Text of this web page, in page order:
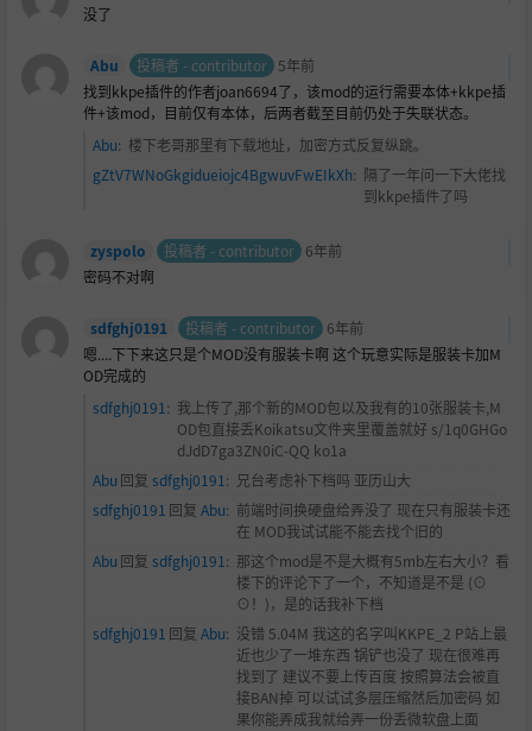
没了
Abu 投稿者 - contributor 5年前
找到kkpe插件的作者joan6694了，该mod的运行需要本体+kkpe插
件+该mod，目前仅有本体，后两者截至目前仍处于失联状态。
Abu: 楼下老哥那里有下载地址，加密方式反复纵跳。
gZtV7WNoGkgidueiojc4BgwuvFwEIkXh: 隔了一年问一下大佬找
到kkpe插件了吗
zyspolo 投稿者 - contributor 6年前
密码不对啊
sdfghj0191 投稿者 - contributor 6年前
嗯....下下来这只是个MOD没有服装卡啊 这个玩意实际是服装卡加M
OD完成的
sdfghj0191 : 我上传了,那个新的MOD包以及我有的10张服装卡,M
OD包直接丢Koikatsu文件夹里覆盖就好 s/1q0GHGo
dJdD7ga3ZN0iC-QQ ko1a
Abu 回复 sdfghj0191 : 兄台考虑补下档吗 亚历山大
sdfghj0191 回复 Abu: 前端时间换硬盘给弄没了 现在只有服装卡还
在 MOD我试试能不能去找个旧的
Abu 回复 sdfghj0191 : 那这个mod是不是大概有5mb左右大小？看
楼下的评论下了一个，不知道是不是 (⊙
⊙！)，是的话我补下档
sdfghj0191 回复 Abu: 没错 5.04M 我这的名字叫KKPE_2 P站上最
近也少了一堆东西 锅铲也没了 现在很难再
找到了 建议不要上传百度 按照算法会被直
接BAN掉 可以试试多层压缩然后加密码 如
果你能弄成我就给弄一份丢微软盘上面